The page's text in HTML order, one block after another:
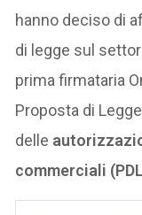
hanno deciso di
di legge sul
prima firmataria
Proposta di
delle
commerciali